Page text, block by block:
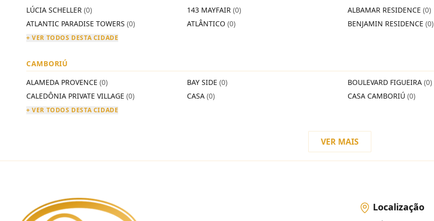
LÚCIA SCHELLER (0) 143 MAYFAIR (0) ALBAMAR RESIDENCE (0)
ATLANTIC PARADISE TOWERS (0) ATLÂNTICO (0) BENJAMIN RESIDENCE (0)
+ VER TODOS DESTA CIDADE
CAMBORIÚ
ALAMEDA PROVENCE (0) BAY SIDE (0) BOULEVARD FIGUEIRA (0)
CALEDÔNIA PRIVATE VILLAGE (0) CASA (0) CASA CAMBORIÚ (0)
+ VER TODOS DESTA CIDADE
VER MAIS
Localização